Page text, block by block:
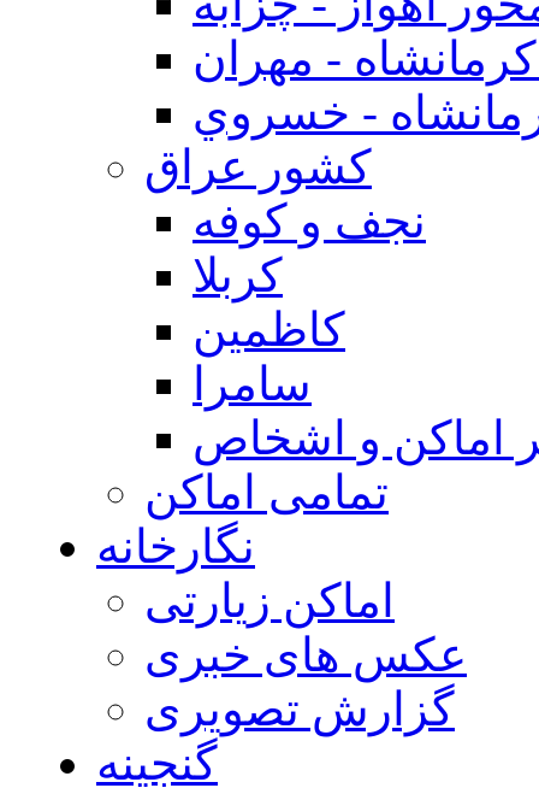
- مهران
- خسروي
كشور عراق
نجف و كوفه
كربلا
كاظمين
سامرا
اماكن و اشخاص
تمامی اماکن
نگارخانه
اماکن زیارتی
عکس های خبری
گزارش تصویری
گنجینه